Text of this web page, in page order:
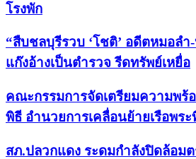
โรงพัก
“สืบชลบุรีรวบ ‘โชติ’ อดีตหมอลำ
แก๊งอ้างเป็นตำรวจ รีดทรัพย์เหยื่อ
คณะกรรมการจัดเตรียมความพร้
พิธี อำนวยการเคลื่อนย้ายเรือพร
สภ.ปลวกแดง ระดมกำลังปิดล้อม